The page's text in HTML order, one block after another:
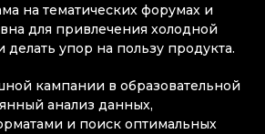
на тематических форумах и
для привлечения холодной
делать упор на пользу продукта.
кампании в образовательной
анализ данных,
и поиск оптимальных